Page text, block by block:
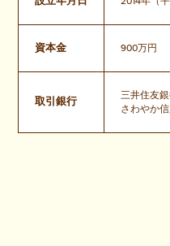
資本金 900万円
取引銀行
三井住友
さわやか